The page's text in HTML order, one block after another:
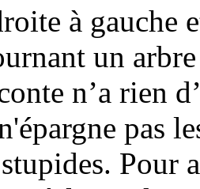
à gauche
un
n’a rien
pas
Pour